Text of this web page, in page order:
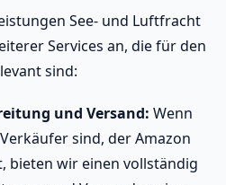
See- und Luftfracht
Services an, die für den
sind:
und Versand: Wenn
sind, der Amazon
bieten wir einen vollständig